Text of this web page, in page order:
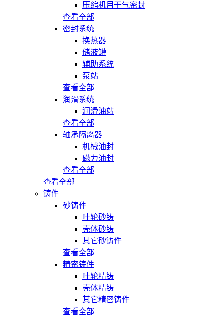
压缩机用干气密封
查看全部
密封系统
换热器
储液罐
辅助系统
泵站
查看全部
润滑系统
润滑油站
查看全部
轴承隔离器
机械油封
磁力油封
查看全部
查看全部
铸件
砂铸件
叶轮砂铸
壳体砂铸
其它砂铸件
查看全部
精密铸件
叶轮精铸
壳体精铸
其它精密铸件
查看全部